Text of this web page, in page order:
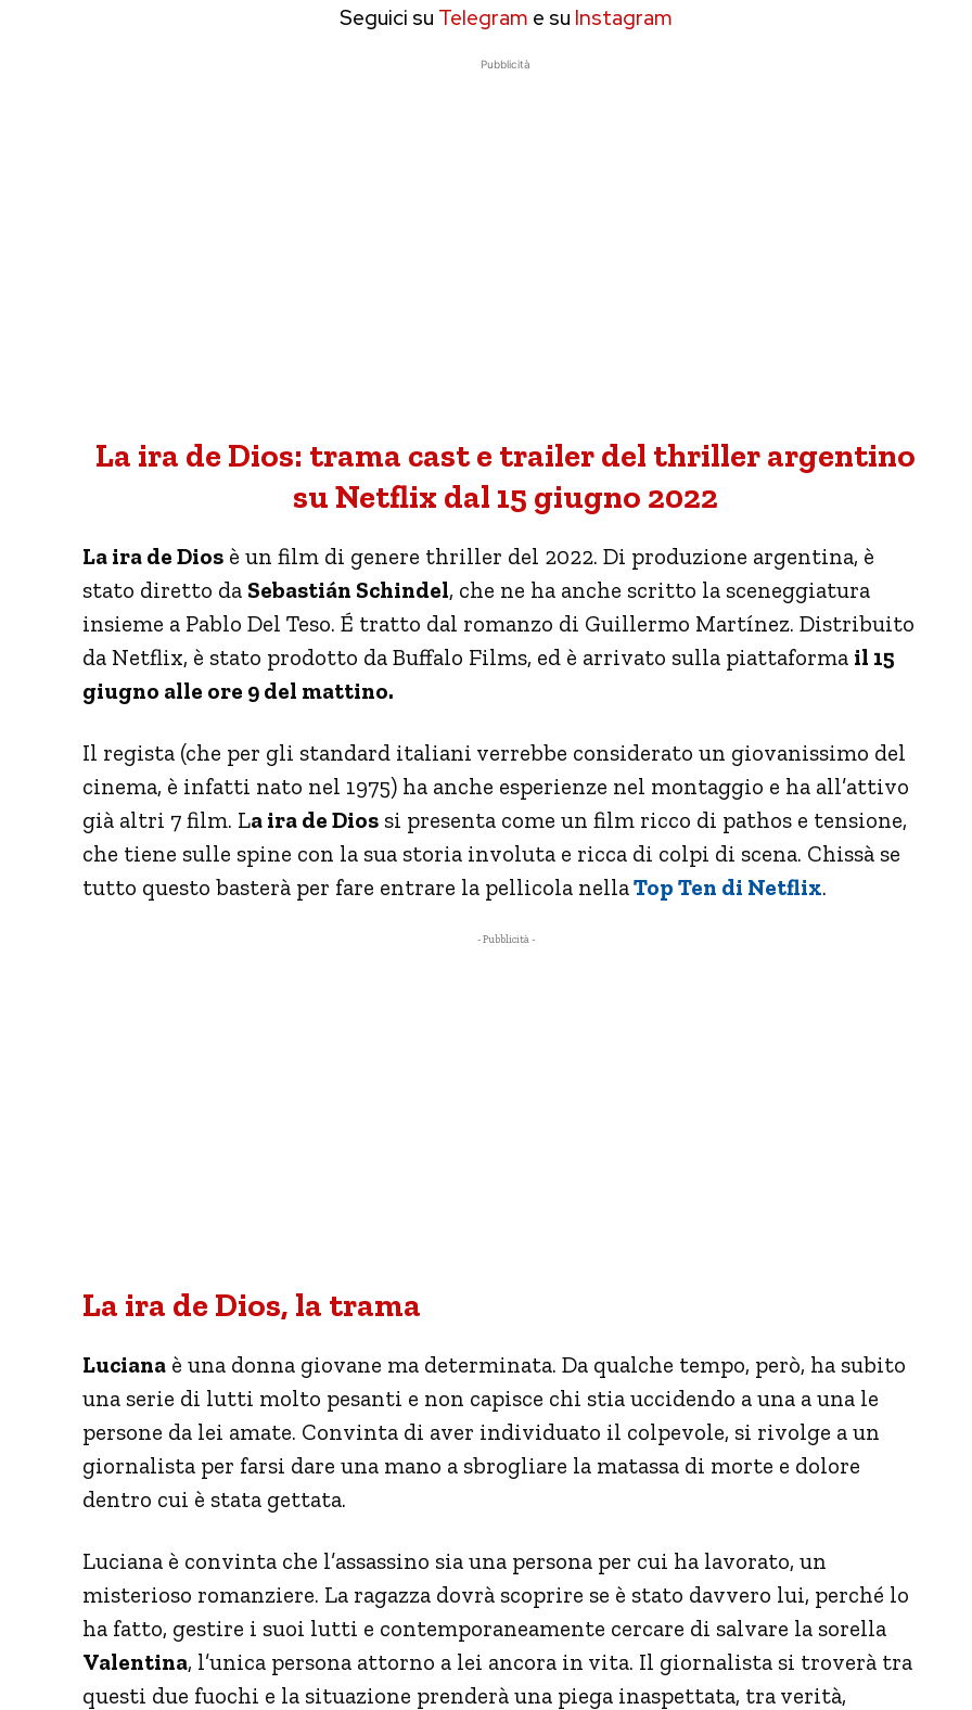
Seguici su Telegram e su Instagram
Pubblicità
La ira de Dios: trama cast e trailer del thriller argentino
su Netflix dal 15 giugno 2022
La ira de Dios è un film di genere thriller del 2022. Di produzione argentina, è
stato diretto da Sebastián Schindel, che ne ha anche scritto la sceneggiatura
insieme a Pablo Del Teso. É tratto dal romanzo di Guillermo Martínez. Distribuito
da Netflix, è stato prodotto da Buffalo Films, ed è arrivato sulla piattaforma il 15
giugno alle ore 9 del mattino.
Il regista (che per gli standard italiani verrebbe considerato un giovanissimo del
cinema, è infatti nato nel 1975) ha anche esperienze nel montaggio e ha all’attivo
già altri 7 film. La ira de Dios si presenta come un film ricco di pathos e tensione,
che tiene sulle spine con la sua storia involuta e ricca di colpi di scena. Chissà se
tutto questo basterà per fare entrare la pellicola nellaTop Ten di Netflix.
- Pubblicità -
La ira de Dios, la trama
Luciana è una donna giovane ma determinata. Da qualche tempo, però, ha subito
una serie di lutti molto pesanti e non capisce chi stia uccidendo a una a una le
persone da lei amate. Convinta di aver individuato il colpevole, si rivolge a un
giornalista per farsi dare una mano a sbrogliare la matassa di morte e dolore
dentro cui è stata gettata.
Luciana è convinta che l’assassino sia una persona per cui ha lavorato, un
misterioso romanziere. La ragazza dovrà scoprire se è stato davvero lui, perché lo
ha fatto, gestire i suoi lutti e contemporaneamente cercare di salvare la sorella
Valentina, l’unica persona attorno a lei ancora in vita. Il giornalista si troverà tra
questi due fuochi e la situazione prenderà una piega inaspettata, tra verità,